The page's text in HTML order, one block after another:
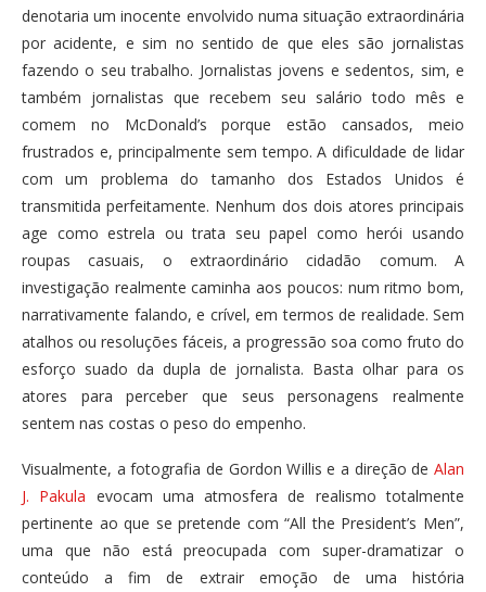
denotaria um inocente envolvido numa situação extraordinária
por acidente, e sim no sentido de que eles são jornalistas
fazendo o seu trabalho. Jornalistas jovens e sedentos, sim, e
também jornalistas que recebem seu salário todo mês e
comem no McDonald’s porque estão cansados, meio
frustrados e, principalmente sem tempo. A dificuldade de lidar
com um problema do tamanho dos Estados Unidos é
transmitida perfeitamente. Nenhum dos dois atores principais
age como estrela ou trata seu papel como herói usando
roupas casuais, o extraordinário cidadão comum. A
investigação realmente caminha aos poucos: num ritmo bom,
narrativamente falando, e crível, em termos de realidade. Sem
atalhos ou resoluções fáceis, a progressão soa como fruto do
esforço suado da dupla de jornalista. Basta olhar para os
atores para perceber que seus personagens realmente
sentem nas costas o peso do empenho.
Visualmente, a fotografia de Gordon Willis e a direção de Alan
J. Pakula evocam uma atmosfera de realismo totalmente
pertinente ao que se pretende com “All the President’s Men”,
uma que não está preocupada com super-dramatizar o
conteúdo a fim de extrair emoção de uma história